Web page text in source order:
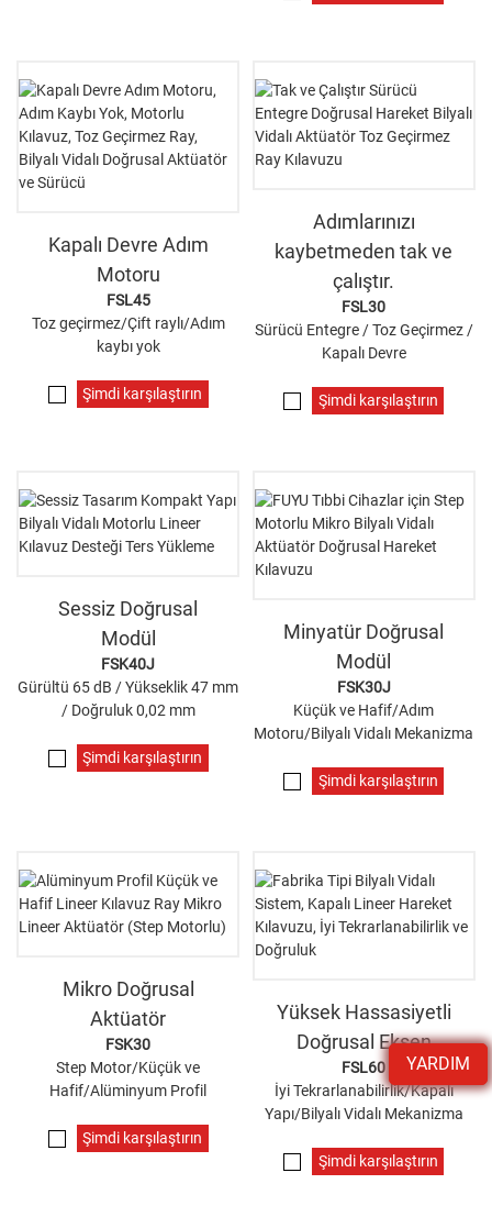
YARDIM
Kapalı Devre Adım
Motoru
FSL45
Toz geçirmez/Çift raylı/Adım
kaybı yok
Şimdi karşılaştırın
Adımlarınızı
kaybetmeden tak ve
çalıştır.
FSL30
Sürücü Entegre / Toz Geçirmez /
Kapalı Devre
Şimdi karşılaştırın
Sessiz Doğrusal
Modül
FSK40J
Gürültü 65 dB / Yükseklik 47 mm
/ Doğruluk 0,02 mm
Şimdi karşılaştırın
Minyatür Doğrusal
Modül
FSK30J
Küçük ve Hafif/Adım
Motoru/Bilyalı Vidalı Mekanizma
Şimdi karşılaştırın
Mikro Doğrusal
Aktüatör
FSK30
Step Motor/Küçük ve
Hafif/Alüminyum Profil
Şimdi karşılaştırın
Yüksek Hassasiyetli
Doğrusal Eksen
FSL60
İyi Tekrarlanabilirlik/Kapalı
Yapı/Bilyalı Vidalı Mekanizma
Şimdi karşılaştırın